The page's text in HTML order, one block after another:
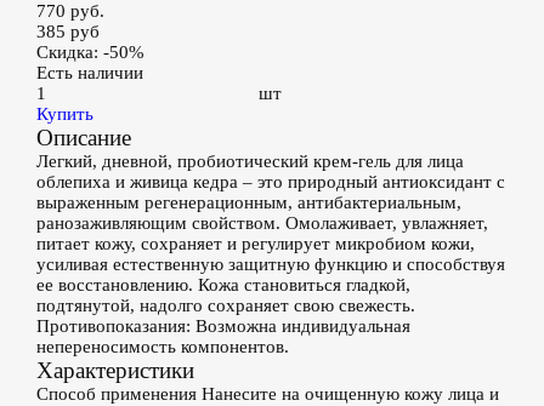
770 руб.
385 руб
Скидка: -50%
Есть наличии
шт
Купить
Описание
Легкий, дневной, пробиотический крем-гель для лица
облепиха и живица кедра – это природный антиоксидант с
выраженным регенерационным, антибактериальным,
ранозаживляющим свойством. Омолаживает, увлажняет,
питает кожу, сохраняет и регулирует микробиом кожи,
усиливая естественную защитную функцию и способствуя
ее восстановлению. Кожа становиться гладкой,
подтянутой, надолго сохраняет свою свежесть.
Противопоказания: Возможна индивидуальная
непереносимость компонентов.
Характеристики
Способ применения Нанесите на очищенную кожу лица и